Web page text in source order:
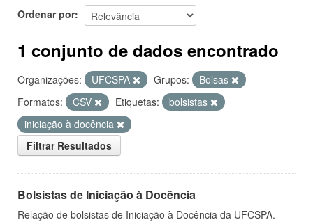
Ordenar por
1 conjunto de dados encontrado
Organizações: UFCSPA Grupos:
Bolsas
Formatos:
CSV Etiquetas:
bolsistas
iniciação à docência
Filtrar Resultados
Bolsistas de Iniciação à Docência
Relação de bolsistas de Iniciação à Docência da UFCSPA.